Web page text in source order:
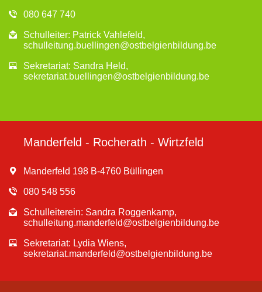
080 647 740
Schulleiter: Patrick Vahlefeld,
schulleitung.buellingen@ostbelgienbildung.be
Sekretariat: Sandra Held,
sekretariat.buellingen@ostbelgienbildung.be
Manderfeld - Rocherath - Wirtzfeld
Manderfeld 198 B-4760 Büllingen
080 548 556
Schulleiterein: Sandra Roggenkamp,
schulleitung.manderfeld@ostbelgienbildung.be
Sekretariat: Lydia Wiens,
sekretariat.manderfeld@ostbelgienbildung.be